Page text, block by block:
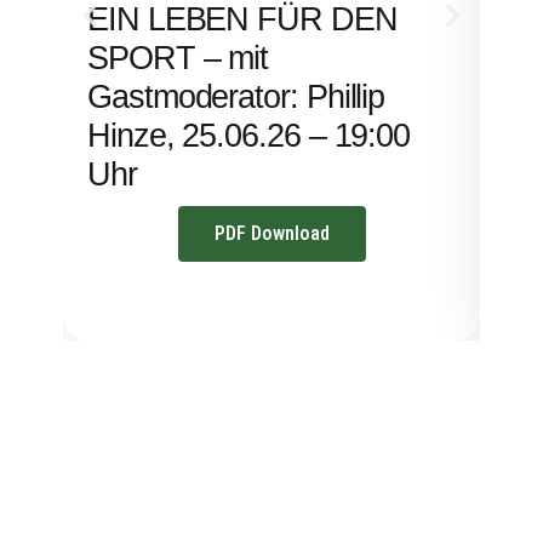
EIN LEBEN FÜR DEN
SPORT – mit
Gastmoderator: Phillip
Hinze, 25.06.26 – 19:00
Uhr
PDF Download